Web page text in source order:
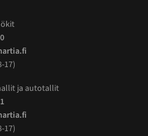
17)
ja autotallit
17)